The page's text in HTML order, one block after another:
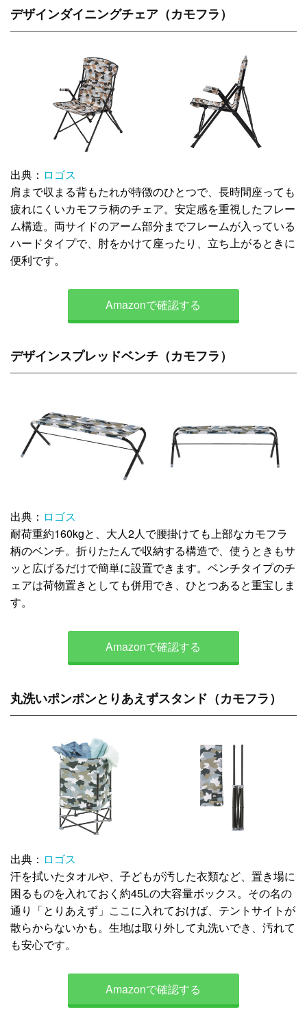
デザインダイニングチェア（カモフラ）
出典： ロゴス
肩まで収まる背もたれが特徴のひとつで、長時間座っても
疲れにくいカモフラ柄のチェア。安定感を重視したフレー
ム構造。両サイドのアーム部分までフレームが入っている
ハードタイプで、肘をかけて座ったり、立ち上がるときに
便利です。
Amazonで確認する
デザインスプレッドベンチ（カモフラ）
出典： ロゴス
耐荷重約160kgと、大人2人で腰掛けても上部なカモフラ
柄のベンチ。折りたたんで収納する構造で、使うときもサ
ッと広げるだけで簡単に設置できます。ベンチタイプのチ
ェアは荷物置きとしても併用でき、ひとつあると重宝しま
す。
Amazonで確認する
丸洗いポンポンとりあえずスタンド（カモフラ）
出典： ロゴス
汗を拭いたタオルや、子どもが汚した衣類など、置き場に
困るものを入れておく約45Lの大容量ボックス。その名の
通り「とりあえず」ここに入れておけば、テントサイトが
散らからないかも。生地は取り外して丸洗いでき、汚れて
も安心です。
Amazonで確認する